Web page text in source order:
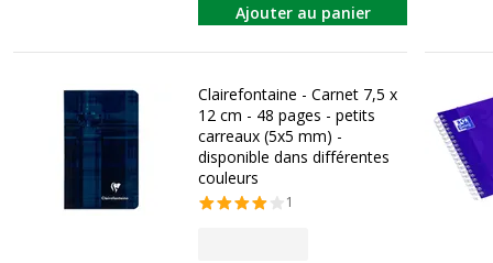
Ajouter au panier
Clairefontaine - Carnet 7,5 x
12 cm - 48 pages - petits
carreaux (5x5 mm) -
disponible dans différentes
couleurs
1